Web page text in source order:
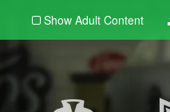
Show Adult Content